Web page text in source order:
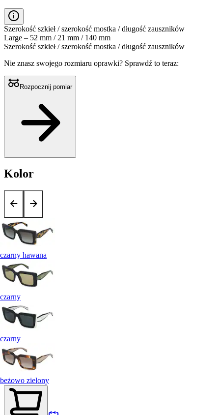
Szerokość szkieł / szerokość mostka / długość zauszników
Large – 52 mm / 21 mm / 140 mm
Szerokość szkieł / szerokość mostka / długość zauszników
Nie znasz swojego rozmiaru oprawki? Sprawdź to teraz:
Rozpocznij pomiar
Kolor
czarny hawana
czarny
czarny
beżowo zielony